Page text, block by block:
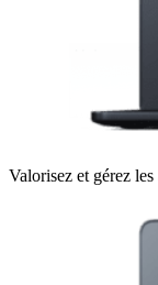
Valorisez et gérez les